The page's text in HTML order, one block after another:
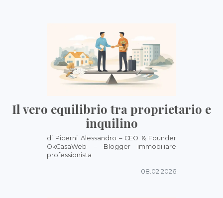
Il vero equilibrio tra proprietario e
inquilino
di Picerni Alessandro – CEO & Founder
OkCasaWeb – Blogger immobiliare
professionista
08.02.2026